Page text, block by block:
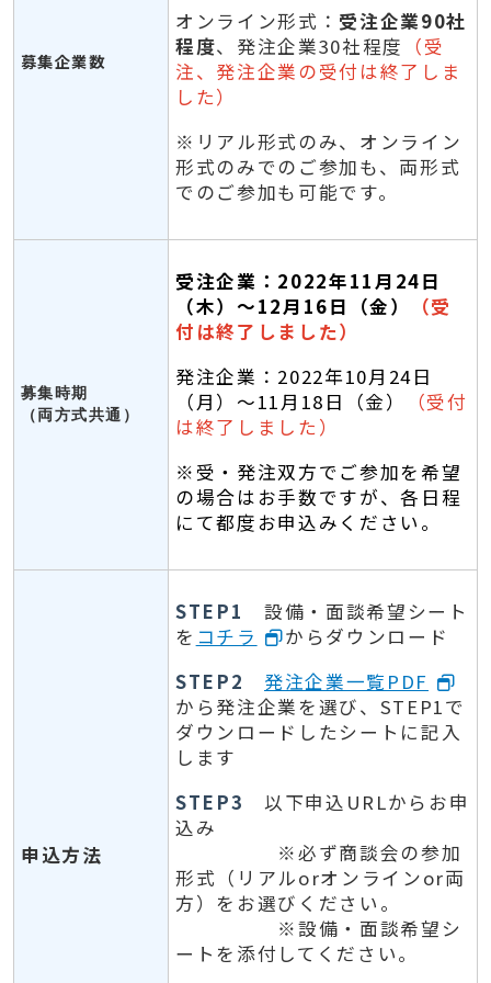
募集企業数
オンライン形式： 受注企業90社
程度、発注企業30社程度 （受
注、発注企業の受付は終了しま
した）
※リアル形式のみ、オンライン
形式のみでのご参加も、両形式
でのご参加も可能です。
募集時期
（両方式共通）
受注企業：2022年11月24日
（木）～12月16日（金）
（受
付は終了しました）
発注企業：2022年10月24日
（月）～11月18日（金）
（受付
は終了しました）
※受・発注双方でご参加を希望
の場合はお手数ですが、各日程
にて都度お申込みください。
申込方法
STEP1
設備・面談希望シート
を コチラ
からダウンロード
STEP2
発注企業一覧PDF
から発注企業を選び、STEP1で
ダウンロードしたシートに記入
します
STEP3
以下申込URLからお申
込み
※必ず商談会の参加
形式（リアルorオンラインor両
方）をお選びください。
※設備・面談希望シ
ートを添付してください。